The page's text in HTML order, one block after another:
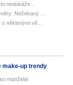
nedokáže...
Nečekaný ...
některými vě...
make-up trendy
manžela!